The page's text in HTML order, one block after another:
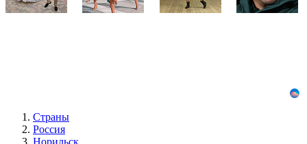
вас
видео
будете
Страны
Россия
Норильск